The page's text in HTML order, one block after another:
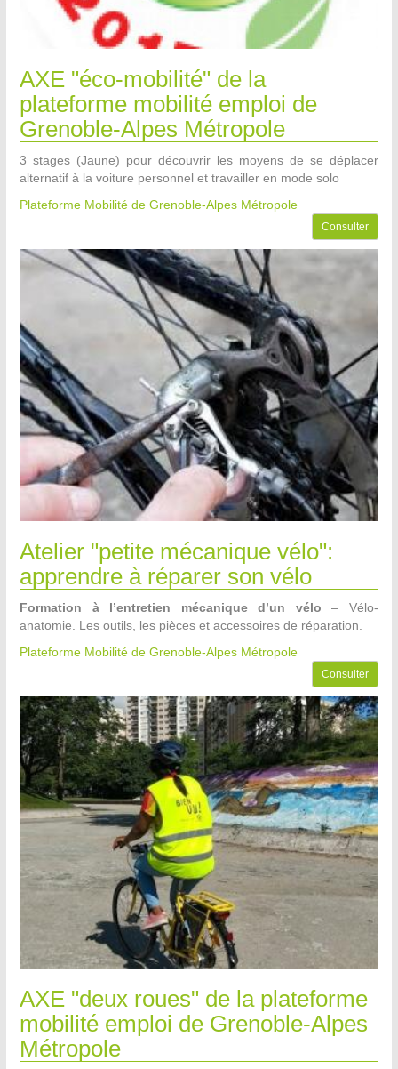
AXE "éco-mobilité" de la
plateforme mobilité emploi de
Grenoble-Alpes Métropole
3 stages (Jaune) pour découvrir les moyens de se déplacer
alternatif à la voiture personnel et travailler en mode solo
Plateforme Mobilité de Grenoble-Alpes Métropole
Consulter
Atelier "petite mécanique vélo":
apprendre à réparer son vélo
Formation à l’entretien mécanique d’un vélo – Vélo-
anatomie. Les outils, les pièces et accessoires de réparation.
Plateforme Mobilité de Grenoble-Alpes Métropole
Consulter
AXE "deux roues" de la plateforme
mobilité emploi de Grenoble-Alpes
Métropole